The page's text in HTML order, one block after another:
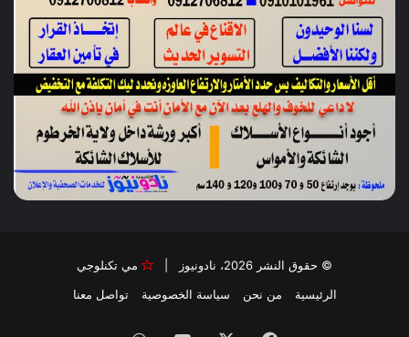
© حقوق النشر 2026، نادونيوز |
مي تكنلوجي
الرئيسية
من نحن سياسة الخصوصية تواصل معنا